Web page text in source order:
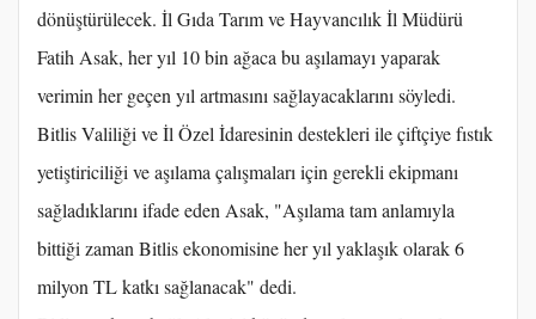
dönüştürülecek. İl Gıda Tarım ve Hayvancılık İl Müdürü
Fatih Asak, her yıl 10 bin ağaca bu aşılamayı yaparak
verimin her geçen yıl artmasını sağlayacaklarını söyledi.
Bitlis Valiliği ve İl Özel İdaresinin destekleri ile çiftçiye fıstık
yetiştiriciliği ve aşılama çalışmaları için gerekli ekipmanı
sağladıklarını ifade eden Asak, "Aşılama tam anlamıyla
bittiği zaman Bitlis ekonomisine her yıl yaklaşık olarak 6
milyon TL katkı sağlanacak" dedi.